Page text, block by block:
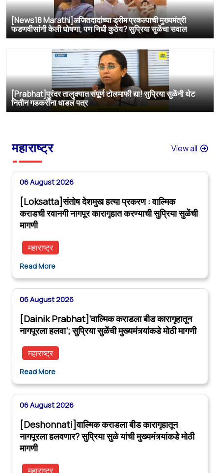
[News18 Marathi]अजितदादांच्या ड्रीम प्रकल्पाची मुख्यमंत्री
फडणवीसांनी केली घोषणा, पण निधी कुठेय? सुप्रिया सुळेंचा सवाल
[Prabhat]पुरंदर तालुक्यात संपूर्ण टोलमाफी द्या! सुप्रिया सुळेंनी थेट
नितीन गडकरींना धाडलं पत्र
महाराष्ट्र View all
06 August 2026
[Loksatta]संतोष देशमुख हत्या प्रकरण : वाल्मिक
कराडची रवानगी नागपूर कारागृहात करण्याची सुप्रिया सुळेंची
मागणी
महाराष्ट्र
Read More
06 August 2026
[Dainik Prabhat]‘वाल्मिक कराडला बीड कारागृहातून
नागपूरला हलवा’; सुप्रिया सुळेंची मुख्यमंत्र्यांकडे मोठी मागणी
महाराष्ट्र
Read More
06 August 2026
[Deshonnati]वाल्मिक कराडला बीड कारागृहातून
नागपूरला हलवणार? सुप्रिया सुळे यांची मुख्यमंत्र्यांकडे मोठी
मागणी
महाराष्ट्र